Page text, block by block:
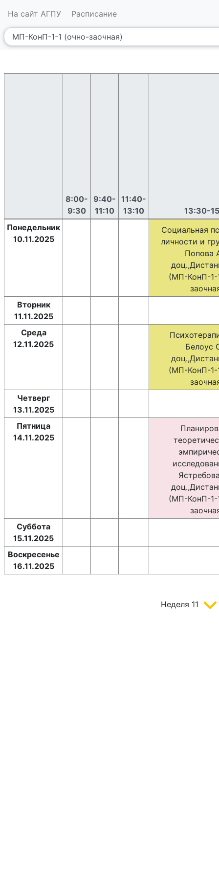
На сайт АГПУ Расписание
8:00-
9:30
9:40-
11:10
11:40-
13:10
13:30-
Понедельник
10.11.2025
Социальная
личности и
Попова
(МП-КонП-1-
Вторник
11.11.2025
Среда
12.11.2025
Белоус
(МП-КонП-1-
Четверг
13.11.2025
Пятница
14.11.2025
(МП-КонП-1-
Суббота
15.11.2025
Воскресенье
16.11.2025
Неделя 11